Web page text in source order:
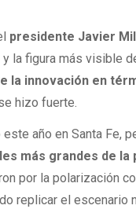
presidente Javier
la figura más visible
la innovación en
hizo fuerte.
año en Santa Fe,
más grandes de la
por la polarización
replicar el escenario